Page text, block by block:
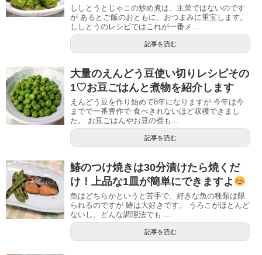
ししとうとじゃこの炒め煮は、主菜ではないのです
が あるとご飯のおともに、おつまみに重宝します。
ししとうのレシピではこれが一番メ...
記事を読む
大量のえんどう豆使い切りレシピその
1♡お豆ごはんと煮物を紹介します
えんどう豆を作り始めて8年になりますが 今年は今
までで一番豊作で 食べきれないほど収穫できまし
た。 お豆ごはんやお豆の煮も...
記事を読む
鰆のつけ焼きは30分漬けたら焼くだ
け！上品な1皿が簡単にできますよ
魚はどちらかというと苦手で、好きな魚の種類は限
られるのですが 鰆は大好きです。 うろこがほとんど
ないし、どんな調理法でも ...
記事を読む